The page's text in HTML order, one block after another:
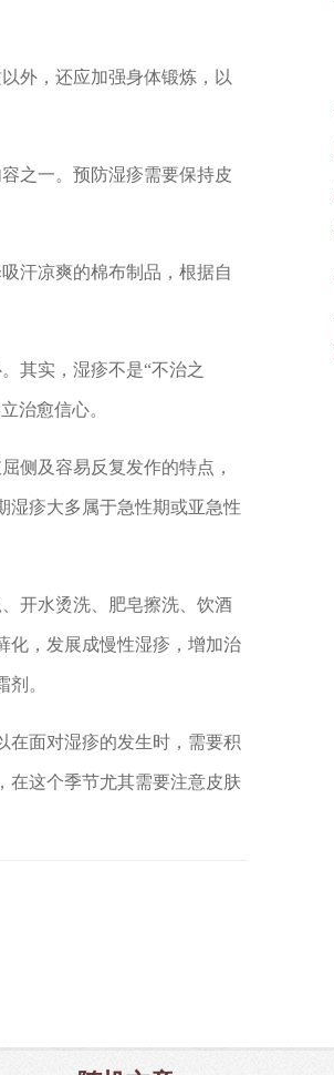
外，还应加强身体锻炼，以
之一。预防湿疹需要保持皮
汗凉爽的棉布制品，根据自
其实，湿疹不是“不治之
治愈信心。
侧及容易反复发作的特点，
湿疹大多属于急性期或亚急性
开水烫洗、肥皂擦洗、饮酒
化，发展成慢性湿疹，增加治
。
在面对湿疹的发生时，需要积
在这个季节尤其需要注意皮肤